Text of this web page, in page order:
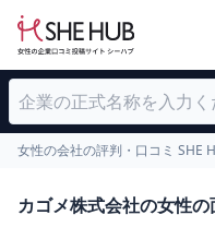
女性の会社の評判・口コミ SHE
カゴメ株式会社の女性の